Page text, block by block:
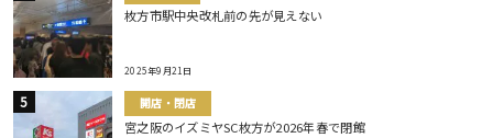
枚方市駅中央改札前の先が見えない
2025年9月21日
開店・閉店
宮之阪のイズミヤSC枚方が2026年春で閉館